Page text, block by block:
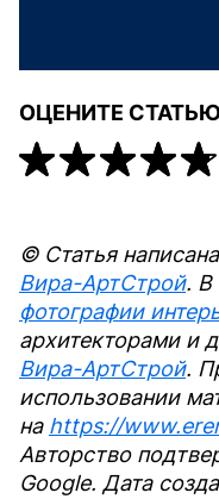
ОЦЕНИТЕ
© Статья
Вира-АртСтрой. В
фотографии
архитекторами и
Вира-АртСтрой.
использовании
на https://
Авторство
Google. Дата